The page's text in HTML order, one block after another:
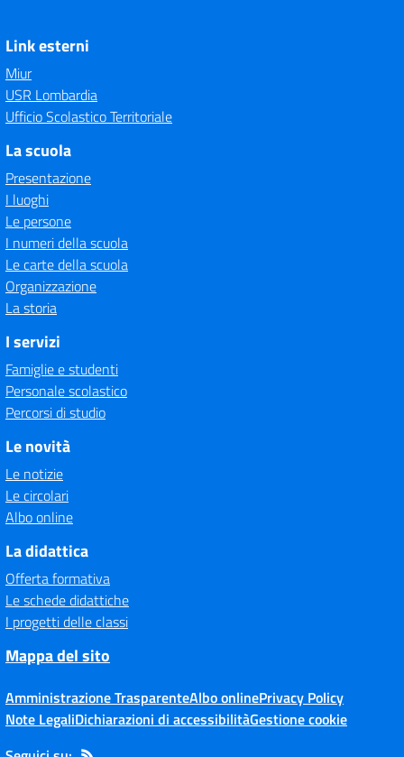
Link esterni
Miur
USR Lombardia
Ufficio Scolastico Territoriale
La scuola
Presentazione
I luoghi
Le persone
I numeri della scuola
Le carte della scuola
Organizzazione
La storia
I servizi
Famiglie e studenti
Personale scolastico
Percorsi di studio
Le novità
Le notizie
Le circolari
Albo online
La didattica
Offerta formativa
Le schede didattiche
I progetti delle classi
Mappa del sito
Amministrazione TrasparenteAlbo onlinePrivacy Policy
Note LegaliDichiarazioni di accessibilitàGestione cookie